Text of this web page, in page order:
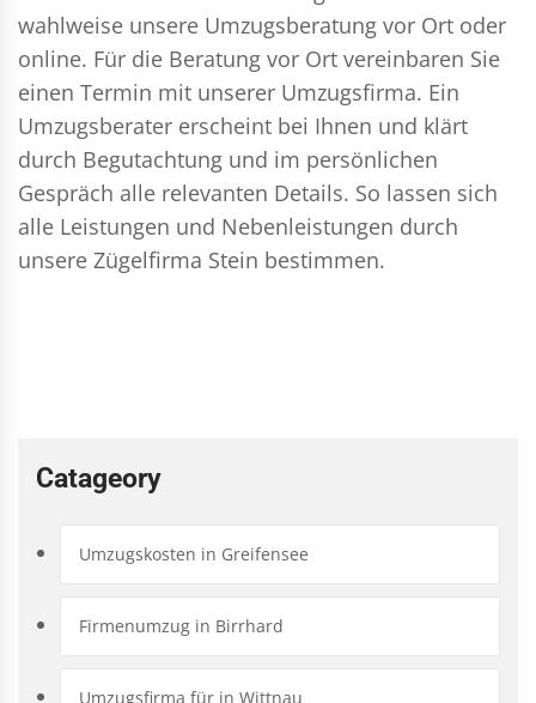
wahlweise unsere Umzugsberatung vor Ort oder
online. Für die Beratung vor Ort vereinbaren Sie
einen Termin mit unserer Umzugsfirma. Ein
Umzugsberater erscheint bei Ihnen und klärt
durch Begutachtung und im persönlichen
Gespräch alle relevanten Details. So lassen sich
alle Leistungen und Nebenleistungen durch
unsere Zügelfirma Stein bestimmen.
Catageory
Umzugskosten in Greifensee
Firmenumzug in Birrhard
Umzugsfirma für in Wittnau